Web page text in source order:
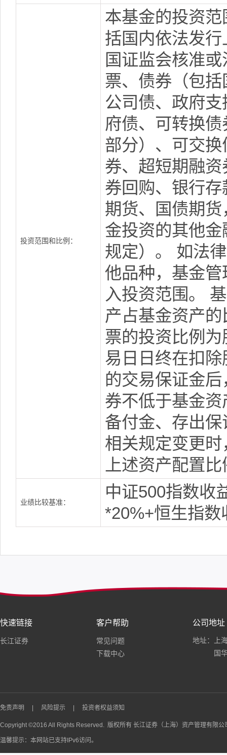
投资范围和比例：
本基金的投资
括国内依法发
国证监会核准
票、债券（包
公司债、政府
府债、可转换
部分）、可交
券、超短期融
券回购、银行
期货、国债期
金投资的其他
规定）。 如法
他品种，基金
入投资范围。
产占基金资产
票的投资比例
易日日终在扣
的交易保证金
券不低于基金
备付金、存出
相关规定变更
上述资产配置
业绩比较基准：
中证500指数收
*20%+恒生指
快速链接
长江证券
客户帮助
常见问题
下载中心
公司地址
地址：上
国
免责声明 风险提示 投资者权益须知
Copyright ©2016 All Rights Reserved. 版权所有 长江证券（上海）资产管理有限
温馨提示：本网站已支持IPv6访问。